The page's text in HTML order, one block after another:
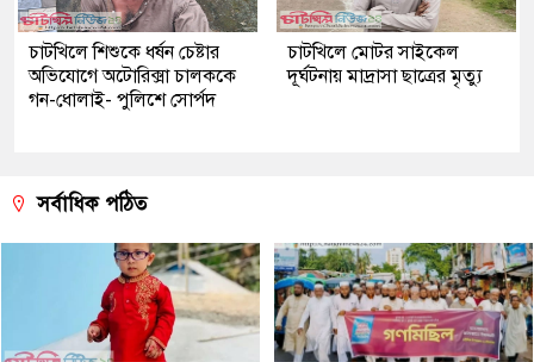
চাটখিলে শিশুকে ধর্ষন চেষ্টার
অভিযোগে অটোরিক্সা চালককে
গন-ধোলাই- পুলিশে সোর্পদ
চাটখিলে মোটর সাইকেল
দূর্ঘটনায় মাদ্রাসা ছাত্রের মৃত্যু
সর্বাধিক পঠিত